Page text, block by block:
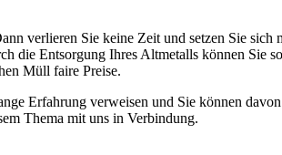
verlieren Sie keine Zeit und setzen Sie
die Entsorgung Ihres Altmetalls können Sie
Müll faire Preise.
Erfahrung verweisen und Sie können
Thema mit uns in Verbindung.